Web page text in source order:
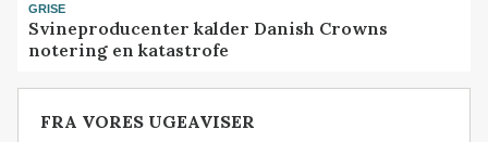
GRISE
Svineproducenter kalder Danish Crowns
notering en katastrofe
FRA VORES UGEAVISER